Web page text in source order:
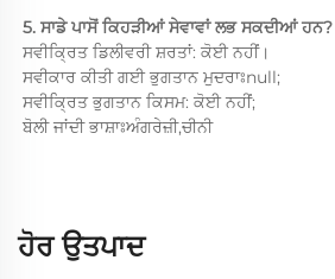
5. ਸਾਡੇ ਪਾਸੋਂ ਕਿਹੜੀਆਂ ਸੇਵਾਵਾਂ ਲਭ ਸਕਦੀਆਂ ਹਨ?
ਸਵੀਕ੍ਰਿਤ ਡਿਲੀਵਰੀ ਸ਼ਰਤਾਂ: ਕੋਈ ਨਹੀਂ।
ਸਵੀਕਾਰ ਕੀਤੀ ਗਈ ਭੁਗਤਾਨ ਮੁਦਰਾਃnull;
ਸਵੀਕ੍ਰਿਤ ਭੁਗਤਾਨ ਕਿਸਮ: ਕੋਈ ਨਹੀਂ;
ਬੋਲੀ ਜਾਂਦੀ ਭਾਸ਼ਾਃਅੰਗਰੇਜ਼ੀ,ਚੀਨੀ
ਹੋਰ ਉਤਪਾਦ